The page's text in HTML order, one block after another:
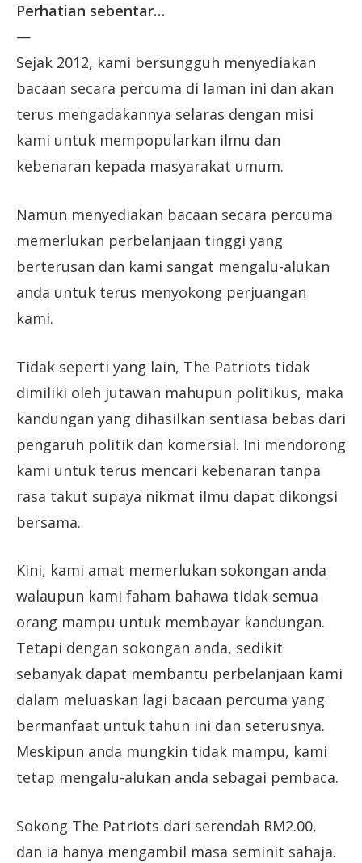
Perhatian sebentar…
—
Sejak 2012, kami bersungguh menyediakan
bacaan secara percuma di laman ini dan akan
terus mengadakannya selaras dengan misi
kami untuk mempopularkan ilmu dan
kebenaran kepada masyarakat umum.
Namun menyediakan bacaan secara percuma
memerlukan perbelanjaan tinggi yang
berterusan dan kami sangat mengalu-alukan
anda untuk terus menyokong perjuangan
kami.
Tidak seperti yang lain, The Patriots tidak
dimiliki oleh jutawan mahupun politikus, maka
kandungan yang dihasilkan sentiasa bebas dari
pengaruh politik dan komersial. Ini mendorong
kami untuk terus mencari kebenaran tanpa
rasa takut supaya nikmat ilmu dapat dikongsi
bersama.
Kini, kami amat memerlukan sokongan anda
walaupun kami faham bahawa tidak semua
orang mampu untuk membayar kandungan.
Tetapi dengan sokongan anda, sedikit
sebanyak dapat membantu perbelanjaan kami
dalam meluaskan lagi bacaan percuma yang
bermanfaat untuk tahun ini dan seterusnya.
Meskipun anda mungkin tidak mampu, kami
tetap mengalu-alukan anda sebagai pembaca.
Sokong The Patriots dari serendah RM2.00,
dan ia hanya mengambil masa seminit sahaja.